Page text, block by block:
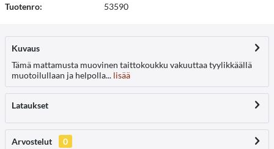
Tuotenro: 53590
Kuvaus
Tämä mattamusta muovinen taittokoukku vakuuttaa tyylikkäällä
muotoilullaan ja helpolla... lisää
Lataukset
Arvostelut
0